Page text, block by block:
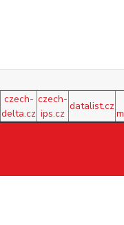
czech-
delta.cz
czech-
ips.cz
datalist.cz